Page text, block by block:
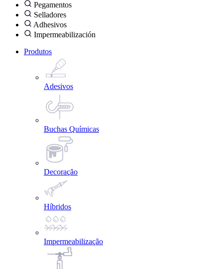
Pegamentos
Selladores
Adhesivos
Impermeabilización
Produtos
Adesivos
Buchas Químicas
Decoração
Híbridos
Impermeabilização